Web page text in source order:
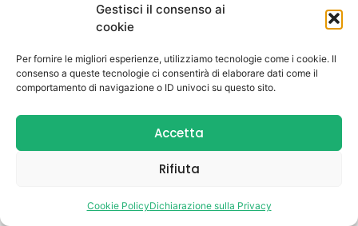
Gestisci il consenso ai
cookie
Per fornire le migliori esperienze, utilizziamo tecnologie come i cookie. Il
consenso a queste tecnologie ci consentirà di elaborare dati come il
comportamento di navigazione o ID univoci su questo sito.
Accetta
Rifiuta
Cookie PolicyDichiarazione sulla Privacy
issue the regulation to certify carbon farming practices,
“but leave key decisions to […]